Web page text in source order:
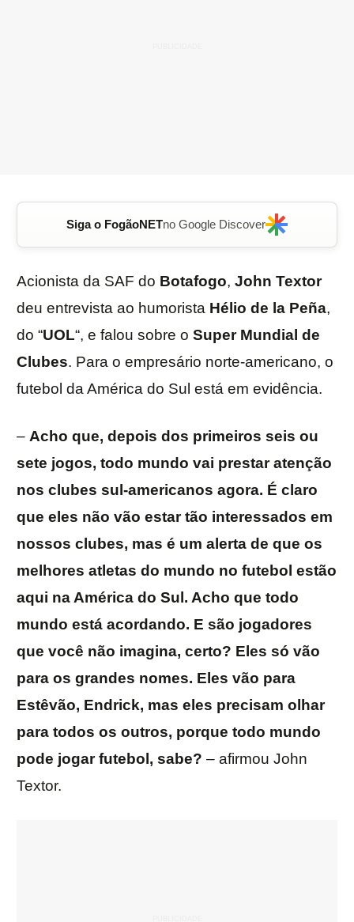
Siga o FogãoNETno Google Discover
Acionista da SAF do Botafogo, John Textor
deu entrevista ao humorista Hélio de la Peña,
do “UOL“, e falou sobre o Super Mundial de
Clubes. Para o empresário norte-americano, o
futebol da América do Sul está em evidência.
– Acho que, depois dos primeiros seis ou
sete jogos, todo mundo vai prestar atenção
nos clubes sul-americanos agora. É claro
que eles não vão estar tão interessados em
nossos clubes, mas é um alerta de que os
melhores atletas do mundo no futebol estão
aqui na América do Sul. Acho que todo
mundo está acordando. E são jogadores
que você não imagina, certo? Eles só vão
para os grandes nomes. Eles vão para
Estêvão, Endrick, mas eles precisam olhar
para todos os outros, porque todo mundo
pode jogar futebol, sabe? – afirmou John
Textor.